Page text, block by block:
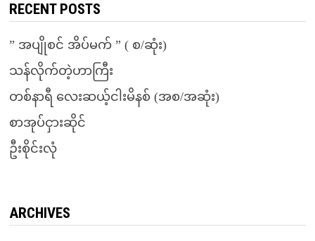
RECENT POSTS
” အပျိုစင် အိပ်မက် ” ( စ/ဆုံး)
သန်လိုက်တဲ့ဟာကြီး
တစ်နာရီ လေးဆယ့်ငါးမိနစ် (အစ/အဆုံး)
စာအုပ်ငှားဆိုင်
ဦးစိုင်းလုံ
ARCHIVES